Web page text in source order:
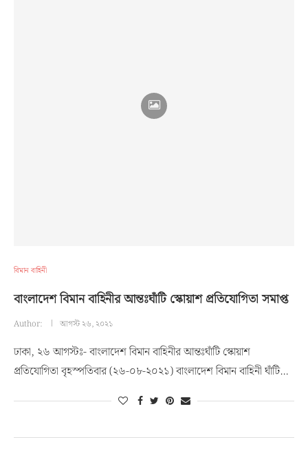
বিমান বাহিনী
বাংলাদেশ বিমান বাহিনীর আন্তঃঘাঁটি স্কোয়াশ প্রতিযোগিতা সমাপ্ত
Author: আগস্ট ২৬, ২০২১
ঢাকা, ২৬ আগস্টঃ- বাংলাদেশ বিমান বাহিনীর আন্তঃঘাঁটি স্কোয়াশ
প্রতিযোগিতা বৃহস্পতিবার (২৬-০৮-২০২১) বাংলাদেশ বিমান বাহিনী ঘাঁটি…